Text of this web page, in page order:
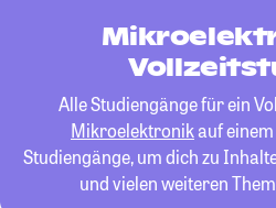
Alle Studiengänge für ein
Mikroelektronikauf
Studiengänge, um dich zu
und vielen weiteren